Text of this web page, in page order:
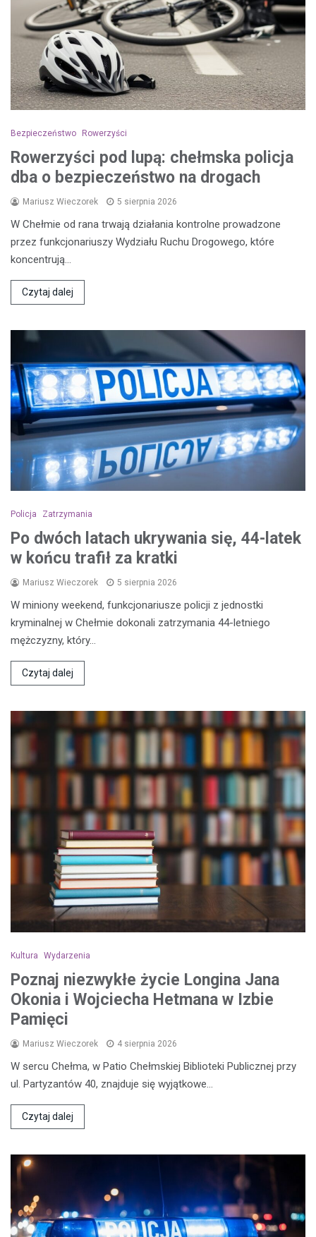
Bezpieczeństwo Rowerzyści
Rowerzyści pod lupą: chełmska policja
dba o bezpieczeństwo na drogach
Mariusz Wieczorek 5 sierpnia 2026
W Chełmie od rana trwają działania kontrolne prowadzone
przez funkcjonariuszy Wydziału Ruchu Drogowego, które
koncentrują…
Czytaj dalej
Policja Zatrzymania
Po dwóch latach ukrywania się, 44-latek
w końcu trafił za kratki
Mariusz Wieczorek 5 sierpnia 2026
W miniony weekend, funkcjonariusze policji z jednostki
kryminalnej w Chełmie dokonali zatrzymania 44-letniego
mężczyzny, który…
Czytaj dalej
Kultura Wydarzenia
Poznaj niezwykłe życie Longina Jana
Okonia i Wojciecha Hetmana w Izbie
Pamięci
Mariusz Wieczorek 4 sierpnia 2026
W sercu Chełma, w Patio Chełmskiej Biblioteki Publicznej przy
ul. Partyzantów 40, znajduje się wyjątkowe…
Czytaj dalej